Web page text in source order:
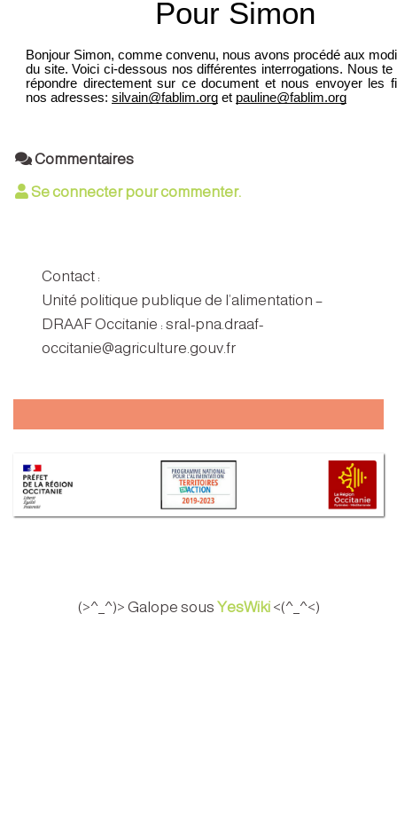
Commentaires
Se connecter pour commenter.
Contact :
Unité politique publique de l’alimentation –
DRAAF Occitanie : sral-pna.draaf-
occitanie@agriculture.gouv.fr
(>^_^)> Galope sous YesWiki<(^_^<)